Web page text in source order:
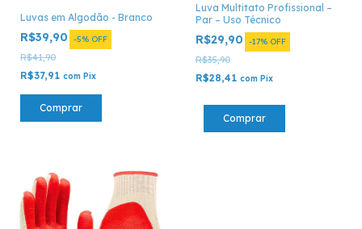
Luvas em Algodão - Branco
R$39,90 -5% OFF
R$41,90
R$37,91 com Pix
Comprar
Luva Multitato Profissional –
Par – Uso Técnico
R$29,90 -17% OFF
R$35,90
R$28,41 com Pix